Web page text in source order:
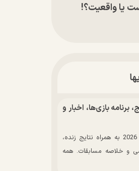
یا واقعیت؟!
2026 | نتایج، برنامه بازی‌ها، اخبار و
مشاهده جدول کامل جام جهانی 2026 به همراه نتایج زنده،
و خلاصه مسابقات. همه